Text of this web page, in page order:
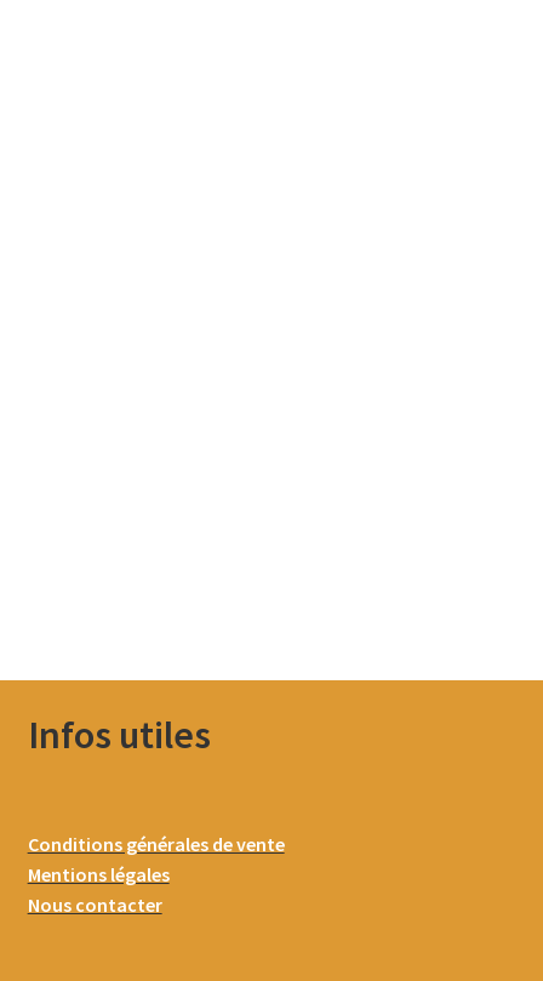
Infos utiles
Conditions générales de vente
Mentions légales
Nous contacter